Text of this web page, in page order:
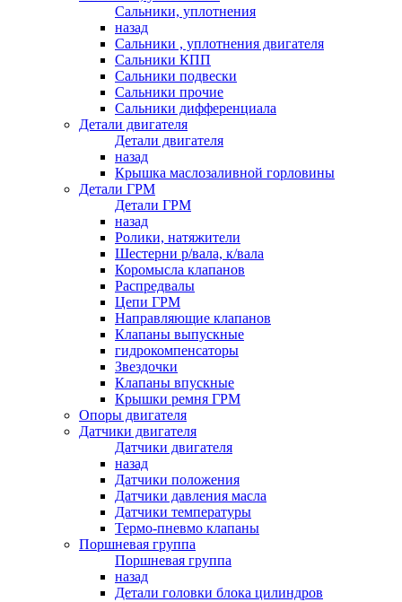
Сальники, уплотнения
назад
Сальники , уплотнения двигателя
Сальники КПП
Сальники подвески
Сальники прочие
Сальники дифференциала
Детали двигателя
Детали двигателя
назад
Крышка маслозаливной горловины
Детали ГРМ
Детали ГРМ
назад
Ролики, натяжители
Шестерни р/вала, к/вала
Коромысла клапанов
Распредвалы
Цепи ГРМ
Направляющие клапанов
Клапаны выпускные
гидрокомпенсаторы
Звездочки
Клапаны впускные
Крышки ремня ГРМ
Опоры двигателя
Датчики двигателя
Датчики двигателя
назад
Датчики положения
Датчики давления масла
Датчики температуры
Термо-пневмо клапаны
Поршневая группа
Поршневая группа
назад
Детали головки блока цилиндров